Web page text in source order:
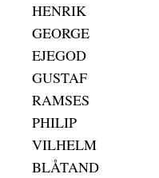
HENRIK
GEORGE
EJEGOD
GUSTAF
RAMSES
PHILIP
VILHELM
BLÅTAND